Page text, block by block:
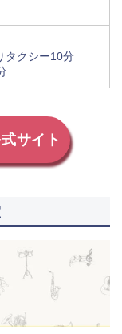
タクシー10分
サイト
比較表で探す